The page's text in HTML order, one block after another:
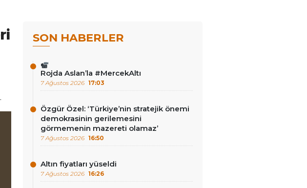
SON HABERLER
Rojda Aslan’la #MercekAltı
7 Ağustos 2026 17:03
Özgür Özel: ‘Türkiye’nin stratejik önemi
demokrasinin gerilemesini
görmemenin mazereti olamaz’
7 Ağustos 2026 16:50
Altın fiyatları yüseldi
7 Ağustos 2026 16:26